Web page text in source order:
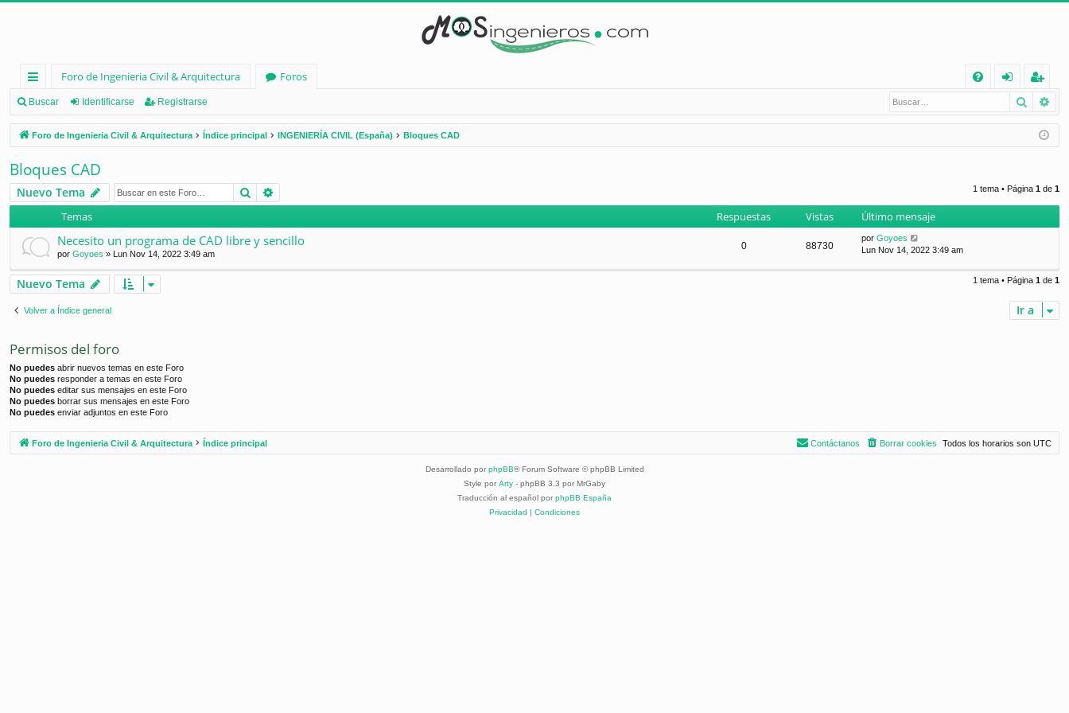
nl
ac
es
rá
pi
d
os
Foro de Ingenieria Civil & Arquitectura
Foros
Q
nt
ifi
e
eg
ist
ra
Buscar Identificarse Registrarse Buscar
Foro de Ingenieria Civil & Arquitectura Índice principal INGENIERÍA CIVIL (España) Bloques CAD
Bloques CAD
Nuevo Tema Buscar 1 tema • Página 1 de 1
Temas Respuestas Vistas Último mensaje
Necesito un programa de CAD libre y sencillo
por Goyoes » Lun Nov 14, 2022 3:49 am
0 88730
por Goyoes
Lun Nov 14, 2022 3:49 am
Nuevo Tema 1 tema • Página 1 de 1
Volver a Índice general Ir a
Permisos del foro
No puedes abrir nuevos temas en este Foro
No puedes responder a temas en este Foro
No puedes editar sus mensajes en este Foro
No puedes borrar sus mensajes en este Foro
No puedes enviar adjuntos en este Foro
Foro de Ingenieria Civil & Arquitectura Índice principal Todos los horarios son UTC
Borrar cookies
Contáctanos
Desarrollado por phpBB® Forum Software © phpBB Limited
Style por Arty - phpBB 3.3 por MrGaby
Traducción al español por phpBB España
Privacidad | Condiciones